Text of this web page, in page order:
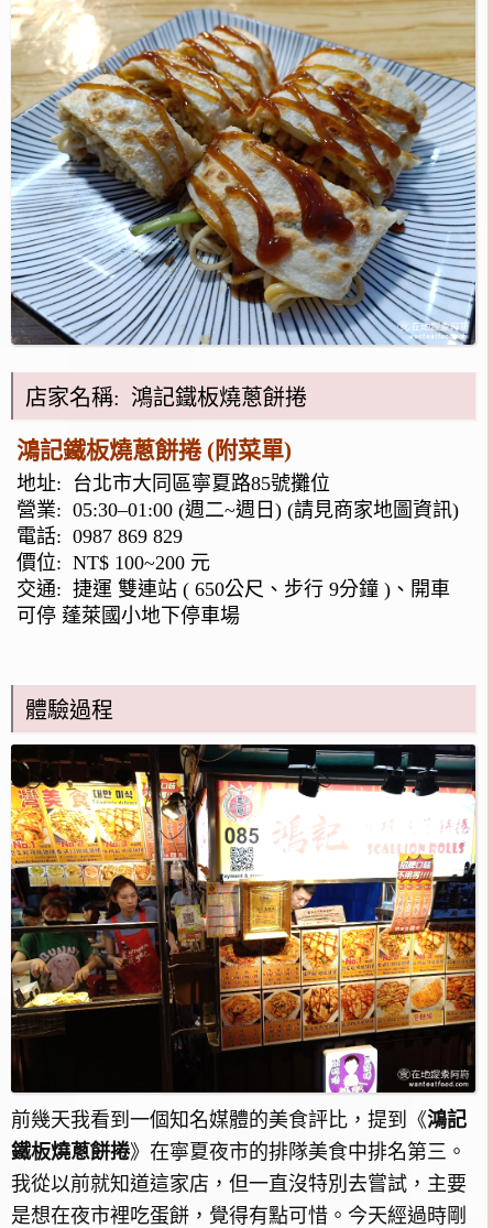
店家名稱: 鴻記鐵板燒蔥餅捲
鴻記鐵板燒蔥餅捲 (附菜單)
地址:
台北市大同區寧夏路85號攤位
營業: 05:30–01:00 (週二~週日) (請見商家地圖資訊)
電話: 0987 869 829
價位: NT$ 100~200 元
交通: 捷運 雙連站 ( 650公尺、步行 9分鐘 )、開車
可停 蓬萊國小地下停車場
體驗過程
前幾天我看到一個知名媒體的美食評比，提到《鴻記
鐵板燒蔥餅捲》在寧夏夜市的排隊美食中排名第三。
我從以前就知道這家店，但一直沒特別去嘗試，主要
是想在夜市裡吃蛋餅，覺得有點可惜。今天經過時剛